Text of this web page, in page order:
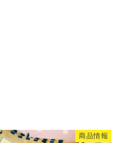
商品情報